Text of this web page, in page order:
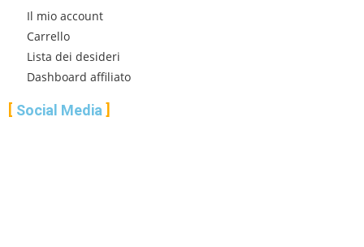
Il mio account
Carrello
Lista dei desideri
Dashboard affiliato
Social Media